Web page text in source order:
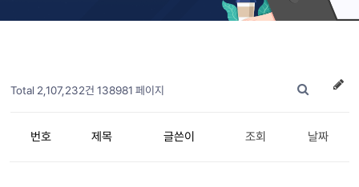
Total 2,107,232건 138981 페이지
번호 제목 글쓴이 조회 날짜